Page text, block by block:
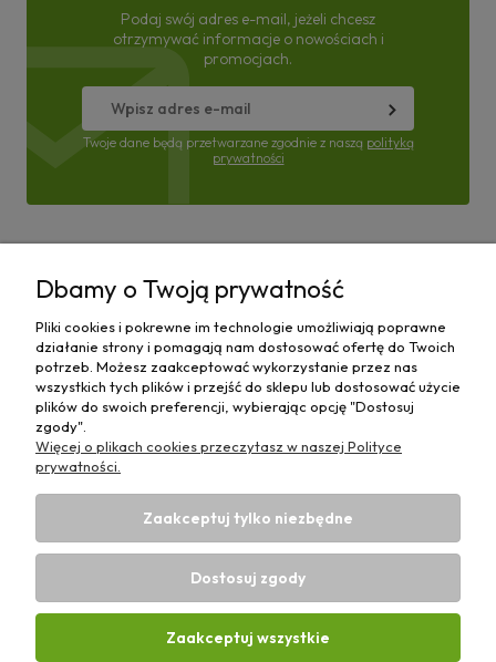
Podaj swój adres e-mail, jeżeli chcesz
otrzymywać informacje o nowościach i
promocjach.
Twoje dane będą przetwarzane zgodnie z naszą polityką
prywatności
Moje konto
Płatności i dostawa
Informacje
O nas
Sklep rolniczy z częściami do maszyn E-ciągnik |
731 424 460| NIP: 5562573838 | REGON:
Dbamy o Twoją prywatność
Pliki cookies i pokrewne im technologie umożliwiają poprawne
działanie strony i pomagają nam dostosować ofertę do Twoich
potrzeb. Możesz zaakceptować wykorzystanie przez nas
wszystkich tych plików i przejść do sklepu lub dostosować użycie
plików do swoich preferencji, wybierając opcję "Dostosuj
zgody".
Więcej o plikach cookies przeczytasz w naszej Polityce
prywatności.
Zaakceptuj tylko niezbędne
Dostosuj zgody
Zaakceptuj wszystkie